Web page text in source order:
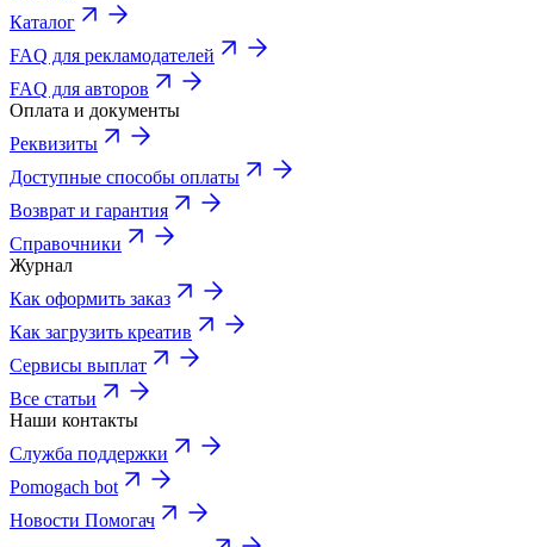
Каталог
FAQ для рекламодателей
FAQ для авторов
Оплата и документы
Реквизиты
Доступные способы оплаты
Возврат и гарантия
Справочники
Журнал
Как оформить заказ
Как загрузить креатив
Сервисы выплат
Все статьи
Наши контакты
Служба поддержки
Pomogach bot
Новости Помогач